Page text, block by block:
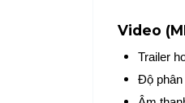
Video
Trailer
Độ phân